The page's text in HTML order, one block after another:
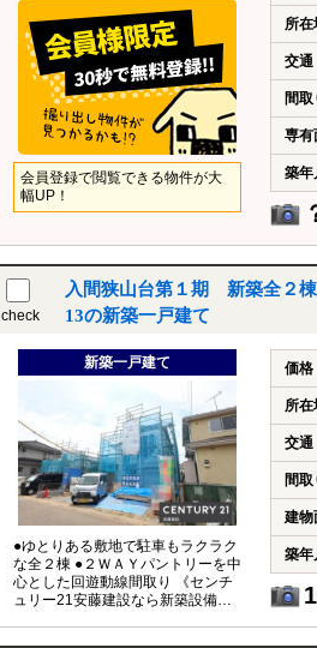
会員登録で閲覧できる物件が大
幅UP！
所在
交通
間取
専有
築年
check
入間狭山台第１期 新築全２
13の新築一戸建て
新築一戸建て
●ゆとりある敷地で駐車もラクラク
な全２棟 ●２ＷＡＹパントリーを中
心とした回遊動線間取り 《センチ
ュリー21安藤建設なら新築設備保
価格
所在
交通
間取
建物
築年